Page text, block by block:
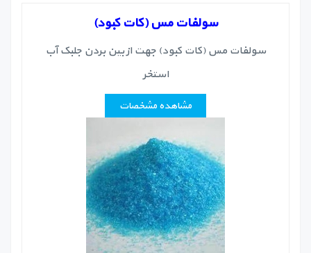
سولفات مس (کات کبود)
سولفات مس (کات کبود) جهت از بین بردن جلبک آب
استخر
مشاهده مشخصات